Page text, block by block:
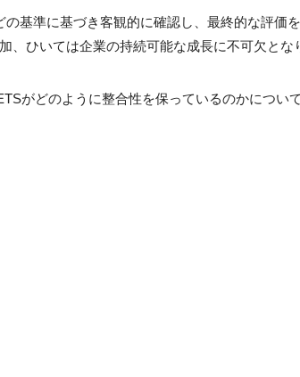
基準に基づき客観的に確認し、最終的な評価
ひいては企業の持続可能な成長に不可欠とな
がどのように整合性を保っているのかについ